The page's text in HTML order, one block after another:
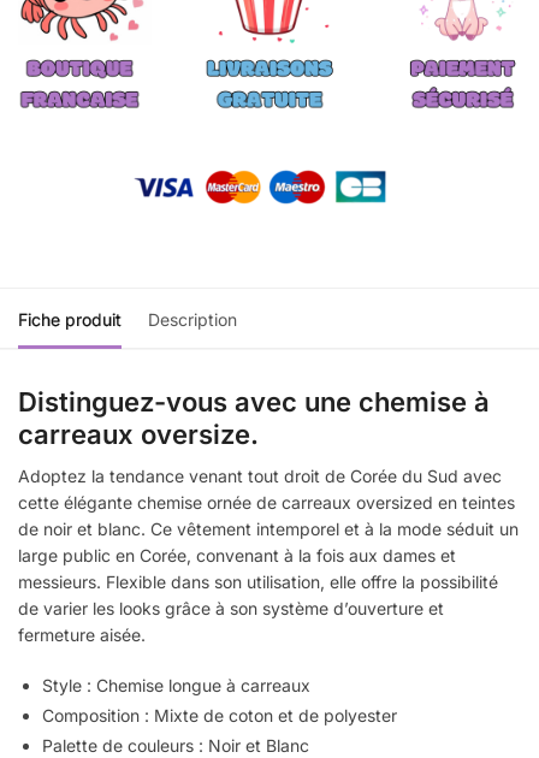
Fiche produit Description
Distinguez-vous avec une chemise à
carreaux oversize.
Adoptez la tendance venant tout droit de Corée du Sud avec
cette élégante chemise ornée de carreaux oversized en teintes
de noir et blanc. Ce vêtement intemporel et à la mode séduit un
large public en Corée, convenant à la fois aux dames et
messieurs. Flexible dans son utilisation, elle offre la possibilité
de varier les looks grâce à son système d’ouverture et
fermeture aisée.
Style : Chemise longue à carreaux
Composition : Mixte de coton et de polyester
Palette de couleurs : Noir et Blanc